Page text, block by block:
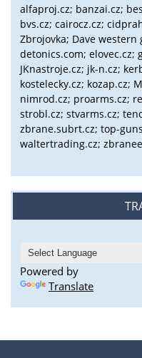
alfaproj.cz; banzai.cz;
bvs.cz; cairocz.cz;
Zbrojovka; Dave
detonics.com; elovec.cz;
JKnastroje.cz; jk-n.cz;
kostelecky.cz; kozap.cz;
nimrod.cz; proarms.cz;
strobl.cz; stvarms.cz;
zbrane.subrt.cz; top-
waltertrading.cz;
Powered by
Translate